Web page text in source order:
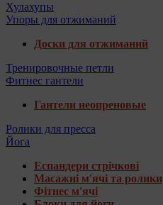
Хулахупы
Упоры для отжиманий
Доски для отжиманий
Тренировочные петли
Фитнес гантели
Гантели неопреновые
Ролики для пресса
Йога
Еспандери стрічкові
Масажні м'ячі та ролики
Фітнес м'ячі